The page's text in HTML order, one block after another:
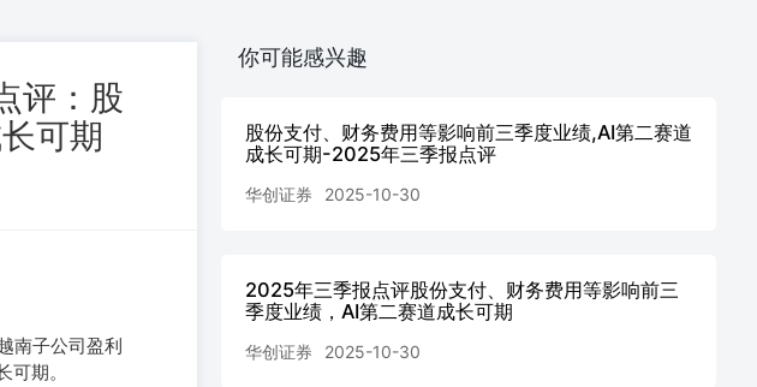
评：股
可期
南子公司盈利
可期。
你可能感兴趣
股份支付、财务费用等影响前三季度业绩,AI第二赛道
成长可期-2025年三季报点评
华创证券 2025-10-30
2025年三季报点评股份支付、财务费用等影响前三
季度业绩，AI第二赛道成长可期
华创证券 2025-10-30